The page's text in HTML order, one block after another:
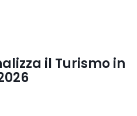
il Turismo in